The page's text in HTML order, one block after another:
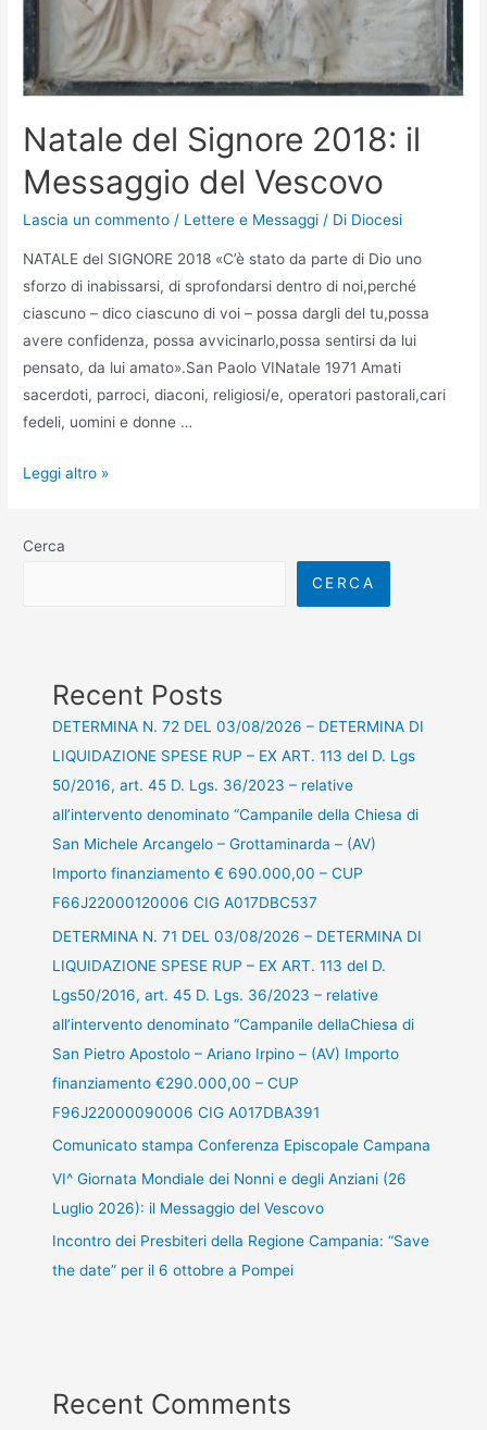
Natale del Signore 2018: il
Messaggio del Vescovo
Lascia un commento / Lettere e Messaggi / Di Diocesi
NATALE del SIGNORE 2018 «C’è stato da parte di Dio uno
sforzo di inabissarsi, di sprofondarsi dentro di noi,perché
ciascuno – dico ciascuno di voi – possa dargli del tu,possa
avere confidenza, possa avvicinarlo,possa sentirsi da lui
pensato, da lui amato».San Paolo VINatale 1971 Amati
sacerdoti, parroci, diaconi, religiosi/e, operatori pastorali,cari
fedeli, uomini e donne …
Leggi altro »
Cerca
CERCA
Recent Posts
DETERMINA N. 72 DEL 03/08/2026 – DETERMINA DI
LIQUIDAZIONE SPESE RUP – EX ART. 113 del D. Lgs
50/2016, art. 45 D. Lgs. 36/2023 – relative
all’intervento denominato “Campanile della Chiesa di
San Michele Arcangelo – Grottaminarda – (AV)
Importo finanziamento € 690.000,00 – CUP
F66J22000120006 CIG A017DBC537
DETERMINA N. 71 DEL 03/08/2026 – DETERMINA DI
LIQUIDAZIONE SPESE RUP – EX ART. 113 del D.
Lgs50/2016, art. 45 D. Lgs. 36/2023 – relative
all’intervento denominato “Campanile dellaChiesa di
San Pietro Apostolo – Ariano Irpino – (AV) Importo
finanziamento €290.000,00 – CUP
F96J22000090006 CIG A017DBA391
Comunicato stampa Conferenza Episcopale Campana
VI^ Giornata Mondiale dei Nonni e degli Anziani (26
Luglio 2026): il Messaggio del Vescovo
Incontro dei Presbiteri della Regione Campania: “Save
the date” per il 6 ottobre a Pompei
Recent Comments